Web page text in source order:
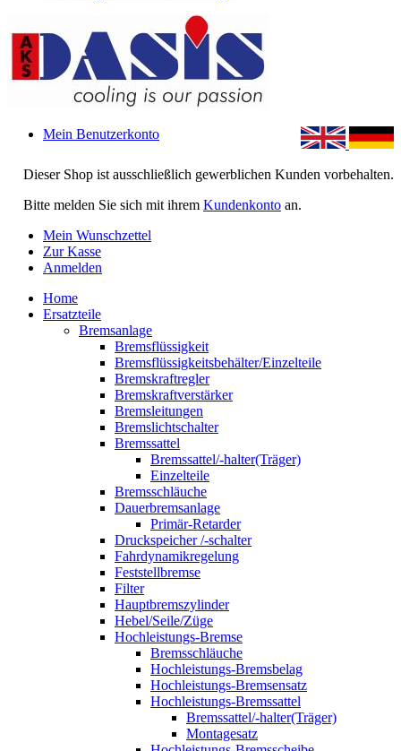
Dieser Shop ist ausschließlich gewerblichen Kunden vorbehalten.
Bitte melden Sie sich mit ihrem Kundenkonto an.
Mein Benutzerkonto
Mein Wunschzettel
Zur Kasse
Anmelden
Home
Ersatzteile
Bremsanlage
Bremsflüssigkeit
Bremsflüssigkeitsbehälter/Einzelteile
Bremskraftregler
Bremskraftverstärker
Bremsleitungen
Bremslichtschalter
Bremssattel
Bremssattel/-halter(Träger)
Einzelteile
Bremsschläuche
Dauerbremsanlage
Primär-Retarder
Druckspeicher /-schalter
Fahrdynamikregelung
Feststellbremse
Filter
Hauptbremszylinder
Hebel/Seile/Züge
Hochleistungs-Bremse
Bremsschläuche
Hochleistungs-Bremsbelag
Hochleistungs-Bremsensatz
Hochleistungs-Bremssattel
Bremssattel/-halter(Träger)
Montagesatz